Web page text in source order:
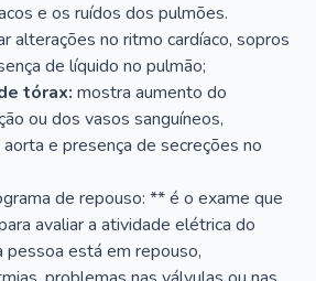
e os ruídos dos pulmões.
alterações no ritmo cardíaco, sopros
de líquido no pulmão;
tórax: mostra aumento do
ou dos vasos sanguíneos,
e presença de secreções no
de repouso: ** é o exame que
avaliar a atividade elétrica do
pessoa está em repouso,